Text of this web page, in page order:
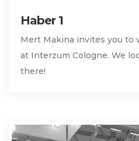
Haber 1
Mert Makina invites you to
at Interzum Cologne. We
there!